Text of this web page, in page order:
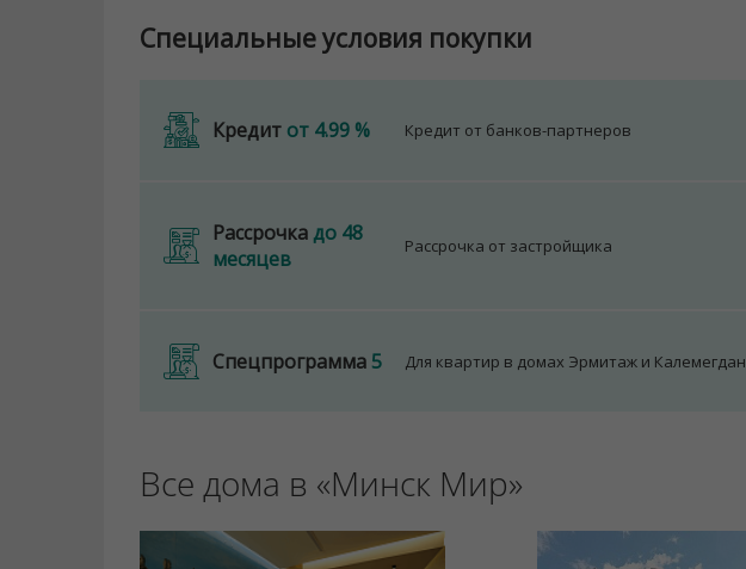
Специальные условия покупки
Кредит от 4.99 % Кредит от банков-партнеров
Рассрочкадо 48
месяцев
Рассрочка от застройщика
Спецпрограмма5 Для квартир в домах Эрмитаж и Калемегдан
Все дома в «Минск Мир»